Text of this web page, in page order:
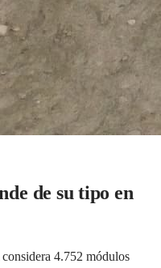
de su tipo en
4.752 módulos